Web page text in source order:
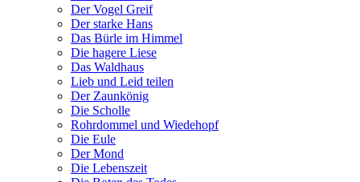
Der Vogel Greif
Der starke Hans
Das Bürle im Himmel
Die hagere Liese
Das Waldhaus
Lieb und Leid teilen
Der Zaunkönig
Die Scholle
Rohrdommel und Wiedehopf
Die Eule
Der Mond
Die Lebenszeit